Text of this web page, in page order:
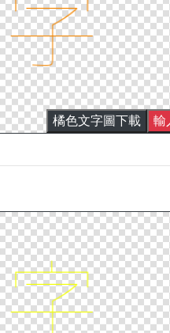
橘色文字圖下載 輸